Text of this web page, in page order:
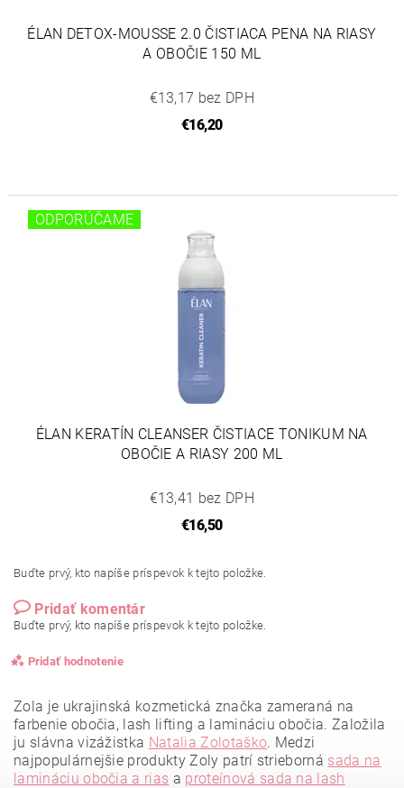
ÉLAN DETOX-MOUSSE 2.0 ČISTIACA PENA NA RIASY
A OBOČIE 150 ML
€13,17 bez DPH
€16,20
ODPORÚČAME
ÉLAN KERATÍN CLEANSER ČISTIACE TONIKUM NA
OBOČIE A RIASY 200 ML
€13,41 bez DPH
€16,50
Buďte prvý, kto napíše príspevok k tejto položke.
Pridať komentár
Buďte prvý, kto napíše príspevok k tejto položke.
Pridať hodnotenie
Zola je ukrajinská kozmetická značka zameraná na
farbenie obočia, lash lifting a lamináciu obočia. Založila
ju slávna vizážistka Natalia Zolotaško. Medzi
najpopulárnejšie produkty Zoly patrí strieborná sada na
lamináciu obočia a rias a proteínová sada na lash